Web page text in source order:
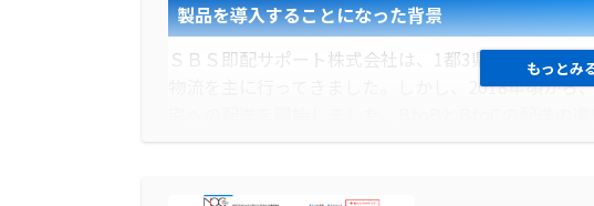
もっとみ
製品を導入することになった背景
ＳＢＳ即配サポート株式会社は、1都3県を対象とし
物流を主に行ってきました。しかし、2018年頃から
では、不在持ち帰りや再配達、配達時間に関する問